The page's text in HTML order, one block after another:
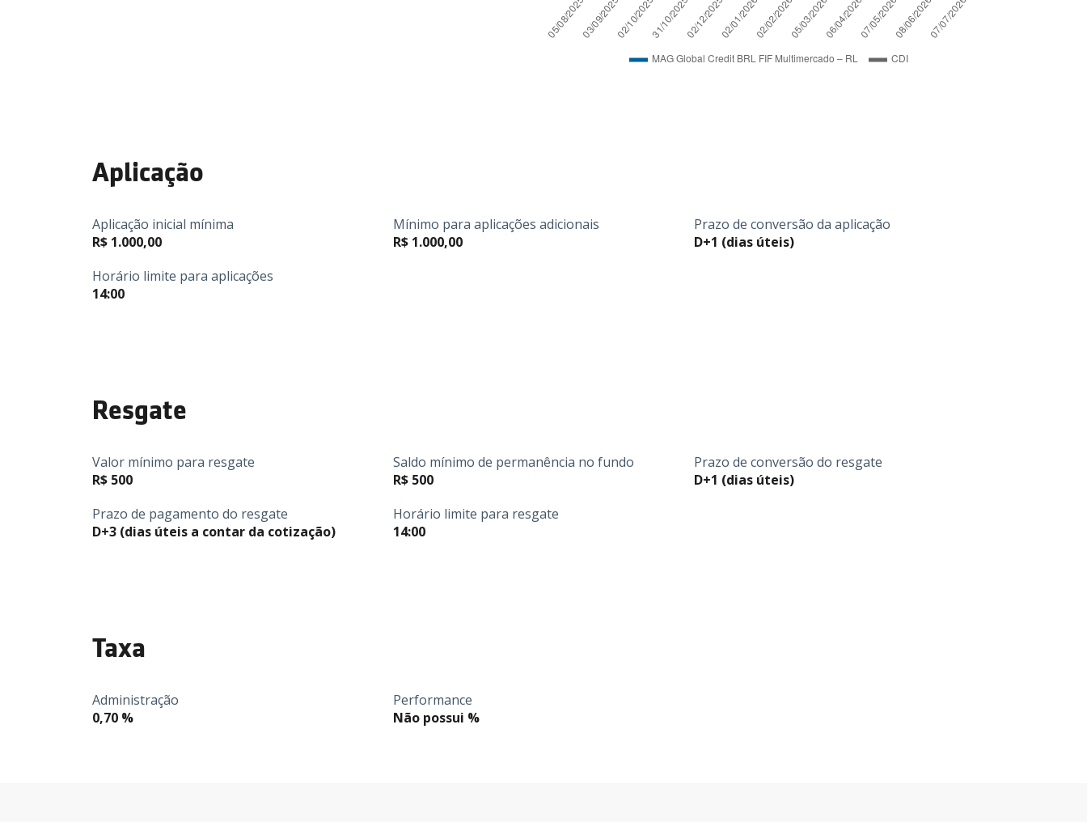
Aplicação
Aplicação inicial mínima
R$ 1.000,00
Mínimo para aplicações adicionais
R$ 1.000,00
Prazo de conversão da aplicação
D+1 (dias úteis)
Horário limite para aplicações
14:00
Resgate
Valor mínimo para resgate
R$ 500
Saldo mínimo de permanência no fundo
R$ 500
Prazo de conversão do resgate
D+1 (dias úteis)
Prazo de pagamento do resgate
D+3 (dias úteis a contar da cotização)
Horário limite para resgate
14:00
Taxa
Administração
0,70 %
Performance
Não possui %